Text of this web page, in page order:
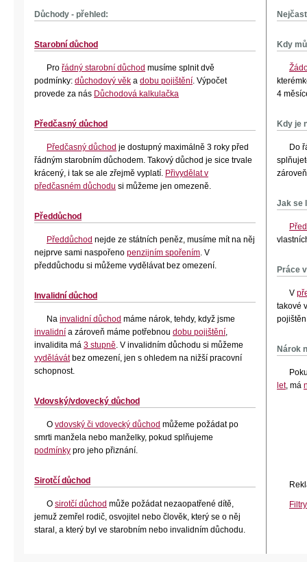
Důchody - přehled:
Starobní důchod
Pro řádný starobní důchod musíme splnit dvě
podmínky: důchodový věk a dobu pojištění. Výpočet
provede za nás Důchodová kalkulačka
Předčasný důchod
Předčasný důchod je dostupný maximálně 3 roky před
řádným starobním důchodem. Takový důchod je sice trvale
krácený, i tak se ale zřejmě vyplatí. Přivydělat v
předčasném důchodu si můžeme jen omezeně.
Předdůchod
Předdůchod nejde ze státních peněz, musíme mít na něj
nejprve sami naspořeno penzijním spořením. V
předdůchodu si můžeme vydělávat bez omezení.
Invalidní důchod
Na invalidní důchod máme nárok, tehdy, když jsme
invalidní a zároveň máme potřebnou dobu pojištění,
invalidita má 3 stupně. V invalidním důchodu si můžeme
vydělávátbez omezení, jen s ohledem na nižší pracovní
schopnost.
Vdovský/vdovecký důchod
O vdovský či vdovecký důchod můžeme požádatpo
smrti manžela nebo manželky, pokud splňujeme
podmínky pro jeho přiznání.
Sirotčí důchod
O sirotčí důchod může požádat nezaopatřené dítě,
jemuž zemřel rodič, osvojitel nebo člověk, který se o něj
staral, a který byl ve starobním nebo invalidním důchodu.
Kdy
4
Kdy je
Do
Jak se
Práce
V
takové
Nárok
let, má